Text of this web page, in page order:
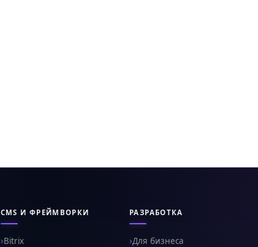
CMS И ФРЕЙМВОРКИ
Bitrix
РАЗРАБОТКА
Для бизнеса